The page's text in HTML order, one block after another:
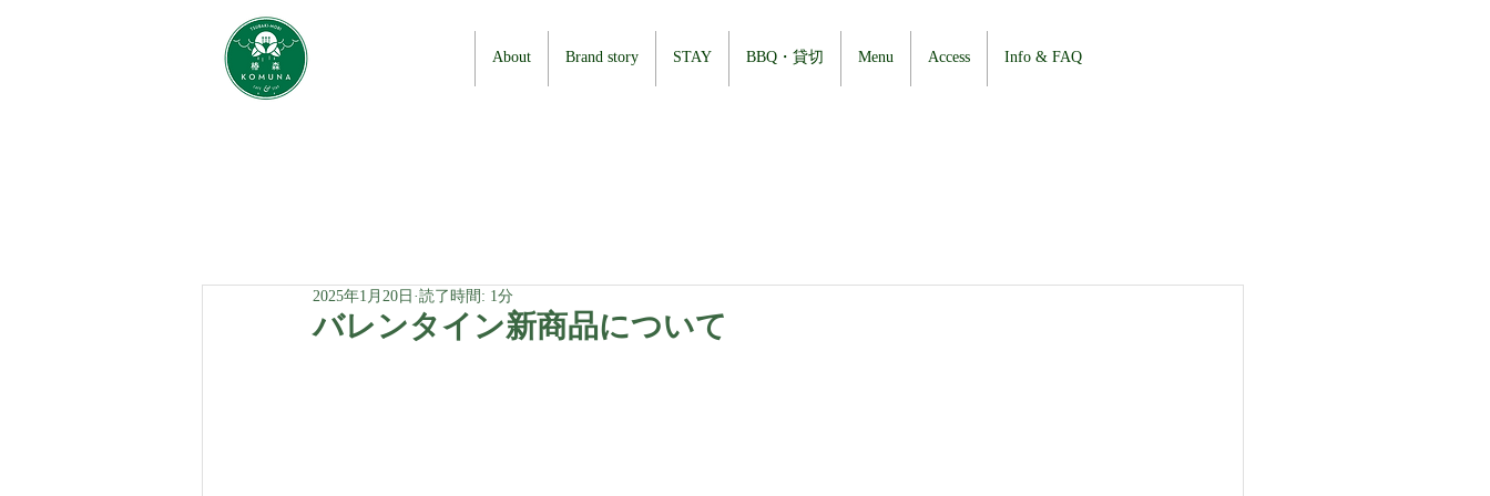
About Brand story STAY BBQ・貸切 Menu Access Info & FAQ
バレンタイン新商品について
2025年1月20日 読了時間: 1分